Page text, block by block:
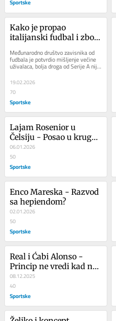
Sportske
Kako je propao
italijanski fudbal i zbog
oporaviti?
Međunarodno društvo zavisnika od
fudbala je potvrdio mišljenje većine
uživalaca, bolja droga od Serije A nije
izmišljena. Makar se uzimala sada...
19.02.2026
70
Sportske
Lajam Rosenior u
Čelsiju - Posao u krugu
prijatelja!? Samo da
Tramp ne čuje...
06.01.2026
50
Sportske
Enco Mareska - Razvod
sa hepiendom?
02.01.2026
50
Sportske
Real i Ćabi Alonso -
Princip ne vredi kad ne
pobeđuješ...
08.12.2025
40
Sportske